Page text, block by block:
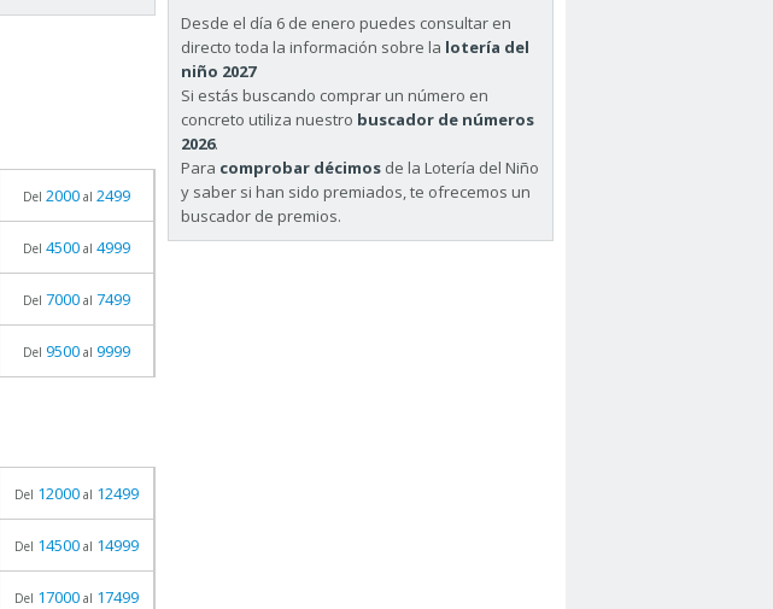
Del 2000 al 2499
Del 4500 al 4999
Del 7000 al 7499
Del 9500 al 9999
Del 12000 al 12499
Del 14500 al 14999
Del 17000 al 17499
Desde el día 6 de enero puedes consultar en
directo toda la información sobre la lotería del
niño 2027
Si estás buscando comprar un número en
concreto utiliza nuestro buscador de números
2026.
Para comprobar décimos de la Lotería del Niño
y saber si han sido premiados, te ofrecemos un
buscador de premios.